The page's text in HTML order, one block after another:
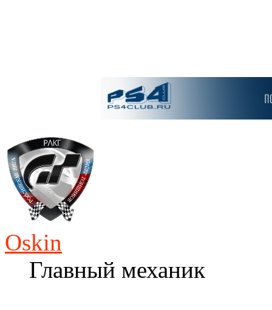
Oskin
Главный механик